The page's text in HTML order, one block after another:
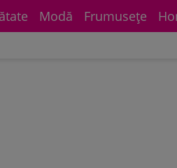
Modă Frumuseţe